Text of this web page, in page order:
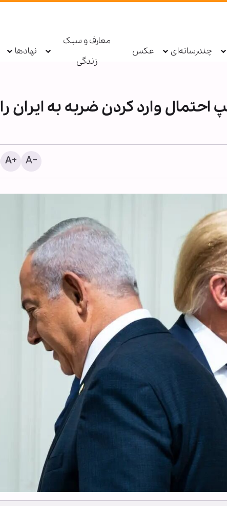
چندرسانه‌ای عکس
معارف و سبک
زندگی
نهادها
احتمال وارد کردن ضربه به ایران را
سکینه مؤمنان در طوفان ترور و